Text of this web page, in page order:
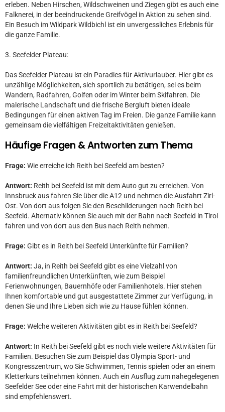
erleben. Neben Hirschen, Wildschweinen und Ziegen gibt es auch eine
Falknerei, in der beeindruckende Greifvögel in Aktion zu sehen sind.
Ein Besuch im Wildpark Wildbichl ist ein unvergessliches Erlebnis für
die ganze Familie.
3. Seefelder Plateau:
Das Seefelder Plateau ist ein Paradies für Aktivurlauber. Hier gibt es
unzählige Möglichkeiten, sich sportlich zu betätigen, sei es beim
Wandern, Radfahren, Golfen oder im Winter beim Skifahren. Die
malerische Landschaft und die frische Bergluft bieten ideale
Bedingungen für einen aktiven Tag im Freien. Die ganze Familie kann
gemeinsam die vielfältigen Freizeitaktivitäten genießen.
Häufige Fragen & Antworten zum Thema
Frage: Wie erreiche ich Reith bei Seefeld am besten?
Antwort: Reith bei Seefeld ist mit dem Auto gut zu erreichen. Von
Innsbruck aus fahren Sie über die A12 und nehmen die Ausfahrt Zirl-
Ost. Von dort aus folgen Sie den Beschilderungen nach Reith bei
Seefeld. Alternativ können Sie auch mit der Bahn nach Seefeld in Tirol
fahren und von dort aus den Bus nach Reith nehmen.
Frage: Gibt es in Reith bei Seefeld Unterkünfte für Familien?
Antwort: Ja, in Reith bei Seefeld gibt es eine Vielzahl von
familienfreundlichen Unterkünften, wie zum Beispiel
Ferienwohnungen, Bauernhöfe oder Familienhotels. Hier stehen
Ihnen komfortable und gut ausgestattete Zimmer zur Verfügung, in
denen Sie und Ihre Lieben sich wie zu Hause fühlen können.
Frage: Welche weiteren Aktivitäten gibt es in Reith bei Seefeld?
Antwort: In Reith bei Seefeld gibt es noch viele weitere Aktivitäten für
Familien. Besuchen Sie zum Beispiel das Olympia Sport- und
Kongresszentrum, wo Sie Schwimmen, Tennis spielen oder an einem
Kletterkurs teilnehmen können. Auch ein Ausflug zum nahegelegenen
Seefelder See oder eine Fahrt mit der historischen Karwendelbahn
sind empfehlenswert.